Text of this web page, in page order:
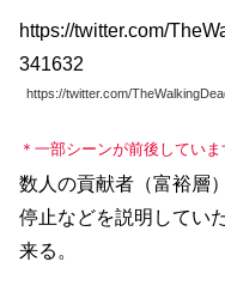
https://twitter.com/
341632
https://twitter.com/
＊ 一部シーンが前後していま
数人の貢献者（富裕層
停止などを説明してい
来る。